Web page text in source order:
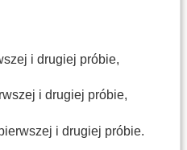
i drugiej próbie,
i drugiej próbie,
i drugiej próbie.